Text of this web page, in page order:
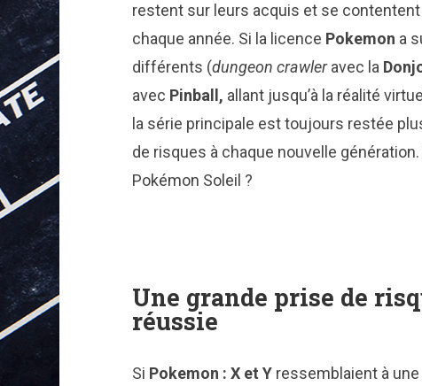
restent sur leurs acquis et se
chaque année. Si la licence Pokemon a
différents (dungeon crawleravec la
avec Pinball, allant jusqu’à la réalité
la série principale est toujours restée
de risques à chaque nouvelle
Pokémon Soleil ?
Une grande prise de
réussie
Si Pokemon : X et Y ressemblaient à